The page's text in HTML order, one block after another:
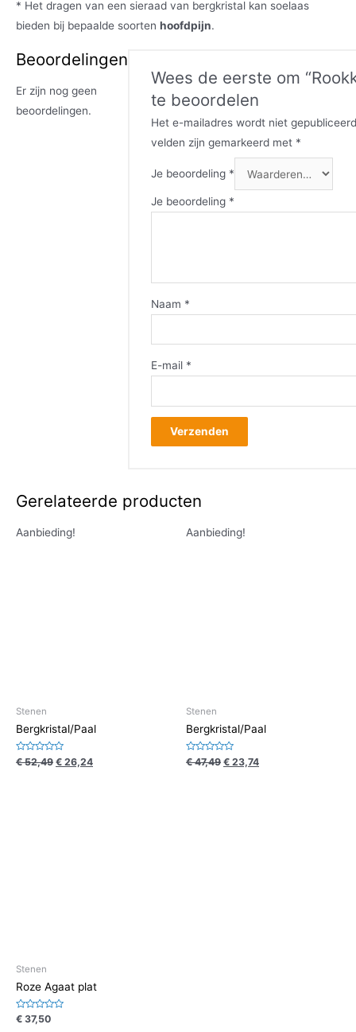
* Het dragen van een sieraad van bergkristal kan soelaas
bieden bij bepaalde soorten hoofdpijn.
Beoordelingen
Er zijn nog geen
beoordelingen.
Wees de eerste om
te beoordelen
Het e-mailadres wordt niet
velden zijn gemarkeerd met *
Je beoordeling *
Je beoordeling *
Naam *
E-mail *
Gerelateerde producten
Aanbieding!
Stenen
Bergkristal/Paal
Waardering
0
€52,49 € 26,24
Aanbieding!
Stenen
Bergkristal/Paal
Waardering
0
€47,49 € 23,74
Stenen
Roze Agaat plat
Waardering
0
€ 37,50